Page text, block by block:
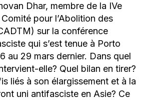
Dhar, membre de la IVe
pour l’Abolition des
sur la conférence
qui s’est tenue à Porto
au 29 mars dernier. Dans quel
elle? Quel bilan en tirer?
liés à son élargissement et à la
uni antifasciste en Asie? Ce